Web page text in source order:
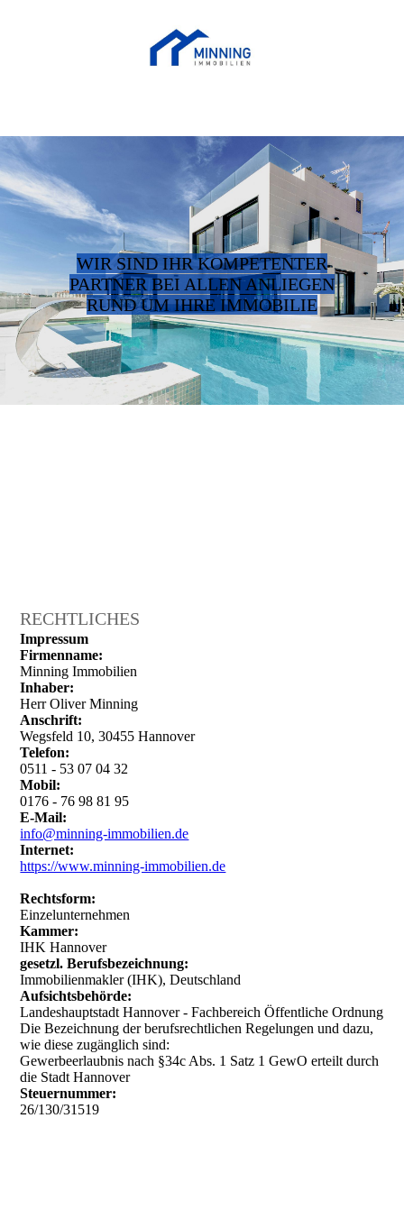
WIR SIND IHR KOMPETENTER
PARTNER BEI ALLEN ANLIEGEN
RUND UM IHRE IMMOBILIE
RECHTLICHES
Impressum
Firmenname:
Minning Immobilien
Inhaber:
Herr Oliver Minning
Anschrift:
Wegsfeld 10, 30455 Hannover
Telefon:
0511 - 53 07 04 32
Mobil:
0176 - 76 98 81 95
E-Mail:
info@minning-immobilien.de
Internet:
https://www.minning-immobilien.de
Rechtsform:
Einzelunternehmen
Kammer:
IHK Hannover
gesetzl. Berufsbezeichnung:
Immobilienmakler (IHK), Deutschland
Aufsichtsbehörde:
Landeshauptstadt Hannover - Fachbereich Öffentliche Ordnung
Die Bezeichnung der berufsrechtlichen Regelungen und dazu,
wie diese zugänglich sind:
Gewerbeerlaubnis nach §34c Abs. 1 Satz 1 GewO erteilt durch
die Stadt Hannover
Steuernummer:
26/130/31519